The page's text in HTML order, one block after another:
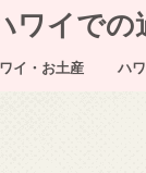
ワイでの
イ・お土産 ハ